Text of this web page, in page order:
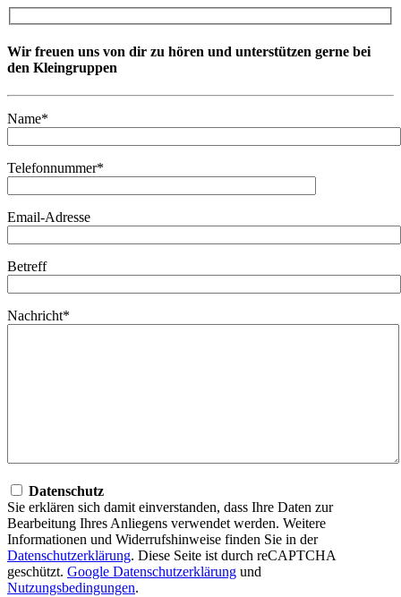
Wir freuen uns von dir zu hören und unterstützen gerne bei
den Kleingruppen
Name*
Telefonnummer*
Email-Adresse
Betreff
Nachricht*
Datenschutz
Sie erklären sich damit einverstanden, dass Ihre Daten zur
Bearbeitung Ihres Anliegens verwendet werden. Weitere
Informationen und Widerrufshinweise finden Sie in der
Datenschutzerklärung. Diese Seite ist durch reCAPTCHA
geschützt. Google Datenschutzerklärung und
Nutzungsbedingungen.